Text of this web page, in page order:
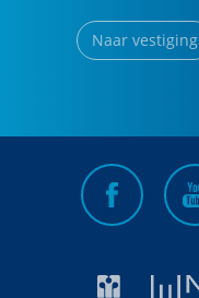
Naar vestiging